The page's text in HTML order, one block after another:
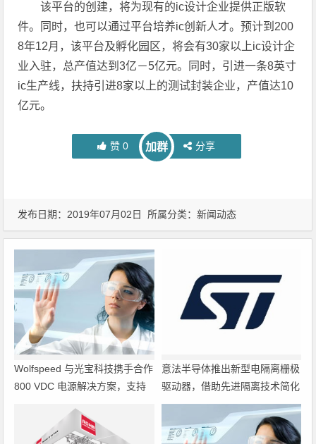
该平台的创建，将为现有的ic设计企业提供正版软
件。同时，也可以通过平台培养ic创新人才。预计到200
8年12月，该平台及孵化园区，将会有30家以上ic设计企
业入驻，总产值达到3亿－5亿元。同时，引进一条8英寸
ic生产线，扶持引进8家以上的测试封装企业，产值达10
亿元。
赞 0 加群 分享
发布日期：2019年07月02日 所属分类：新闻动态
Wolfspeed 与光宝科技携手合作
800 VDC 电源解决方案，支持
意法半导体推出新型电隔离栅极
驱动器，借助先进隔离技术简化
电源设计